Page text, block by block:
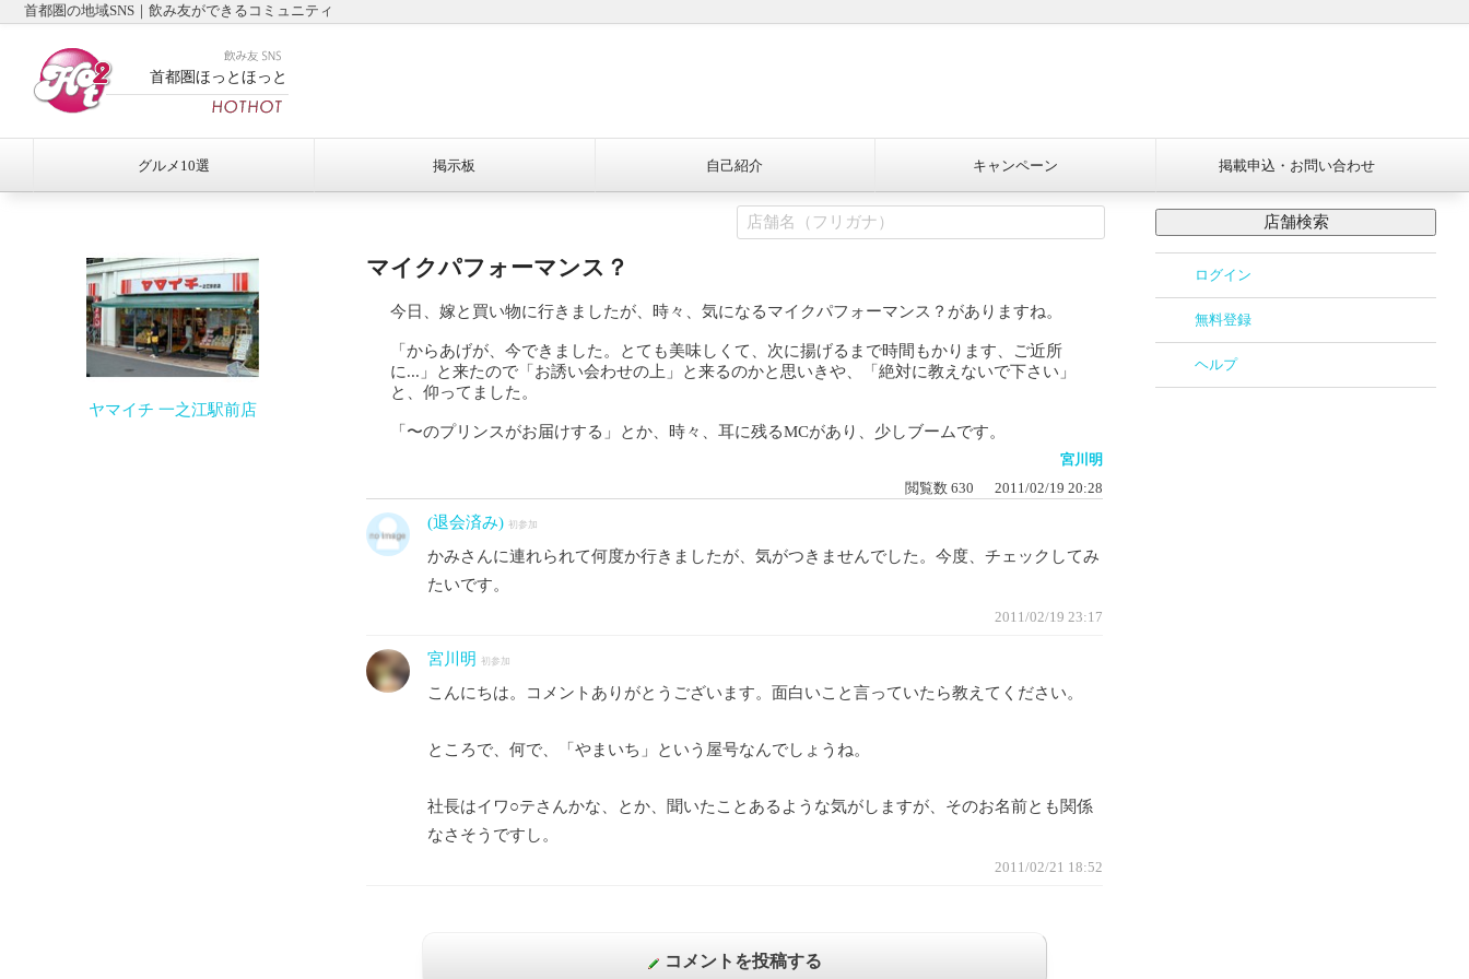
首都圏の地域SNS｜飲み友ができるコミュニティ
首都圏ほっとほっと
グルメ10選 掲示板 自己紹介 キャンペーン 掲載申込 ・お問い合わせ
ヤマイチ 一之江駅前店
マイクパフォーマンス？
今日、嫁と買い物に行きましたが、時々、気になるマイクパフォーマンス？がありますね。
「からあげが、今できました。とても美味しくて、次に揚げるまで時間もかります、ご近所
に...」と来たので「お誘い会わせの上」と来るのかと思いきや、「絶対に教えないで下さい」
と、仰ってました。
「〜のプリンスがお届けする」とか、時々、耳に残るMCがあり、少しブームです。
宮川明
閲覧数 630
2011/02/19 20:28
(退会済み) 初参加
かみさんに連れられて何度か行きましたが、気がつきませんでした。今度、チェックしてみ
たいです。
2011/02/19 23:17
宮川明 初参加
こんにちは。コメントありがとうございます。面白いこと言っていたら教えてください。
ところで、何で、「やまいち」という屋号なんでしょうね。
社長はイワ○テさんかな、とか、聞いたことあるような気がしますが、そのお名前とも関係
なさそうですし。
2011/02/21 18:52
コメントを投稿する
ログイン
無料登録
ヘルプ